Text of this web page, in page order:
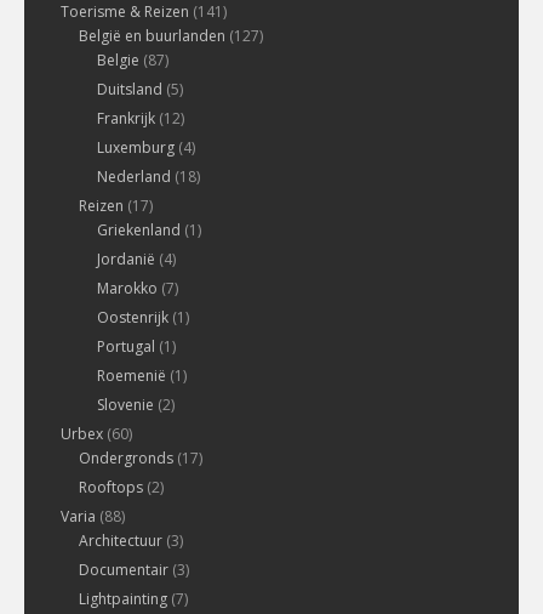
Toerisme & Reizen (141)
België en buurlanden (127)
Belgie (87)
Duitsland (5)
Frankrijk (12)
Luxemburg (4)
Nederland (18)
Reizen (17)
Griekenland (1)
Jordanië (4)
Marokko (7)
Oostenrijk (1)
Portugal (1)
Roemenië (1)
Slovenie (2)
Urbex (60)
Ondergronds (17)
Rooftops (2)
Varia (88)
Architectuur (3)
Documentair (3)
Lightpainting (7)